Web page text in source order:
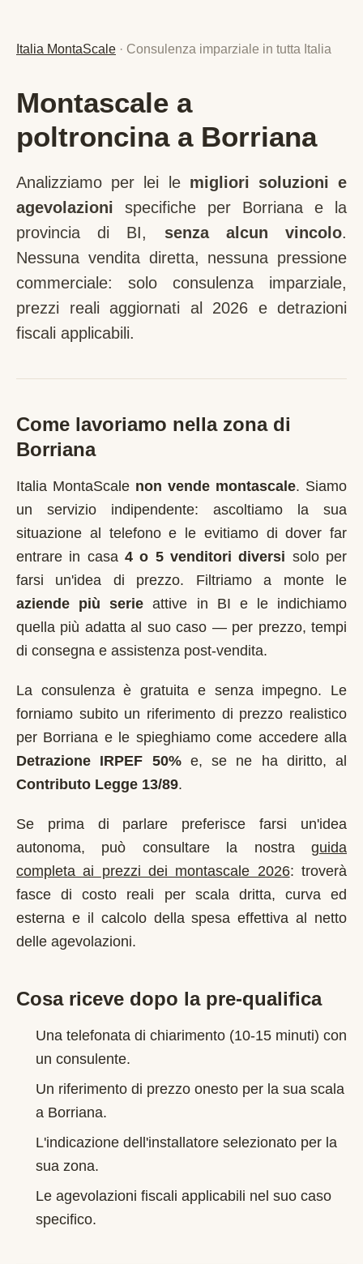
Italia MontaScale · Consulenza imparziale in tutta Italia
Montascale a
poltroncina a Borriana
Analizziamo per lei le migliori soluzioni e
agevolazioni specifiche per Borriana e la
provincia di BI, senza alcun vincolo.
Nessuna vendita diretta, nessuna pressione
commerciale: solo consulenza imparziale,
prezzi reali aggiornati al 2026 e detrazioni
fiscali applicabili.
Come lavoriamo nella zona di
Borriana
Italia MontaScale non vende montascale. Siamo
un servizio indipendente: ascoltiamo la sua
situazione al telefono e le evitiamo di dover far
entrare in casa 4 o 5 venditori diversi solo per
farsi un'idea di prezzo. Filtriamo a monte le
aziende più serie attive in BI e le indichiamo
quella più adatta al suo caso — per prezzo, tempi
di consegna e assistenza post-vendita.
La consulenza è gratuita e senza impegno. Le
forniamo subito un riferimento di prezzo realistico
per Borriana e le spieghiamo come accedere alla
Detrazione IRPEF 50%e, se ne ha diritto, al
Contributo Legge 13/89.
Se prima di parlare preferisce farsi un'idea
autonoma, può consultare la nostra
guida
completa ai prezzi dei montascale 2026: troverà
fasce di costo reali per scala dritta, curva ed
esterna e il calcolo della spesa effettiva al netto
delle agevolazioni.
Cosa riceve dopo la pre-qualifica
Una telefonata di chiarimento (10-15 minuti) con
un consulente.
Un riferimento di prezzo onesto per la sua scala
a Borriana.
L'indicazione dell'installatore selezionato per la
sua zona.
Le agevolazioni fiscali applicabili nel suo caso
specifico.